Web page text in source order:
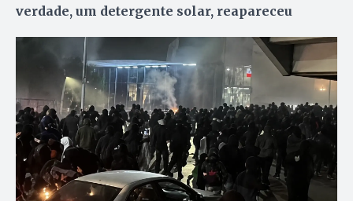
verdade, um detergente solar, reapareceu